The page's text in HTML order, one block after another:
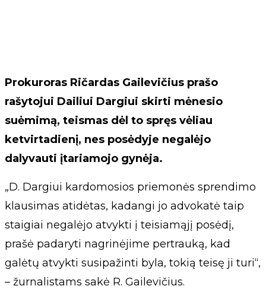
Prokuroras Ričardas Gailevičius prašo
rašytojui Dailiui Dargiui skirti mėnesio
suėmimą, teismas dėl to spręs vėliau
ketvirtadienį, nes posėdyje negalėjo
dalyvauti įtariamojo gynėja.
„D. Dargiui kardomosios priemonės sprendimo
klausimas atidėtas, kadangi jo advokatė taip
staigiai negalėjo atvykti į teisiamąjį posėdį,
prašė padaryti nagrinėjime pertrauką, kad
galėtų atvykti susipažinti byla, tokią teisę ji turi“,
– žurnalistams sakė R. Gailevičius.